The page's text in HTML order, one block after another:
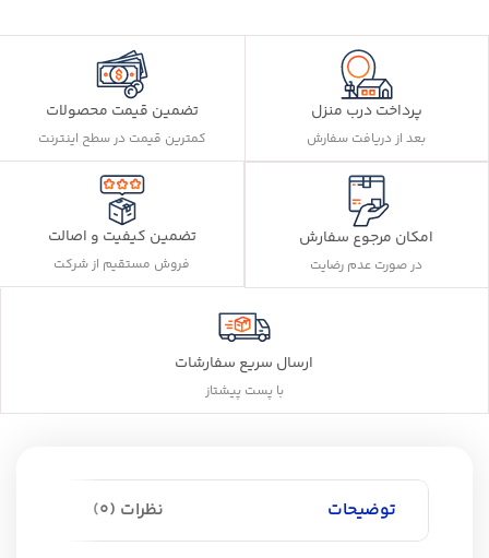
پرداخت درب منزل
بعد از دریافت سفارش
تضمین قیمت محصولات
کمترین قیمت در سطح اینترنت
امکان مرجوع سفارش
در صورت عدم رضایت
تضمین کیفیت و اصالت
فروش مستقیم از شرکت
ارسال سریع سفارشات
با پست پیشتاز
توضیحات نظرات (0)